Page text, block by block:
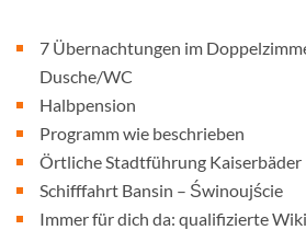
7 Übernachtungen im
Dusche/WC
Halbpension
Programm wie beschrieben
Örtliche Stadtführung Kaiserbäder
Schifffahrt Bansin – Świnoujście
Immer für dich da: qualifizierte